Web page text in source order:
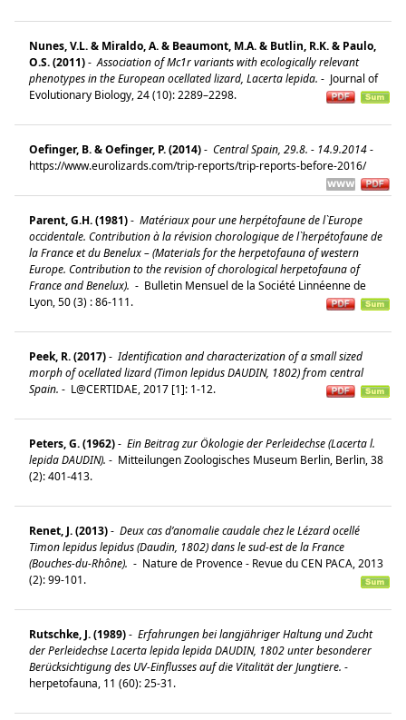
Nunes, V.L. & Miraldo, A. & Beaumont, M.A. & Butlin, R.K. & Paulo,
O.S. (2011)- Association of Mc1r variants with ecologically relevant
phenotypes in the European ocellated lizard, Lacerta lepida. - Journal of
Evolutionary Biology, 24 (10): 2289–2298.
Oefinger, B. & Oefinger, P. (2014)- Central Spain, 29.8. - 14.9.2014-
https://www.eurolizards.com/trip-reports/trip-reports-before-2016/
Parent, G.H. (1981)- Matériaux pour une herpétofaune de l`Europe
occidentale. Contribution à la révision chorologique de l`herpétofaune de
la France et du Benelux – (Materials for the herpetofauna of western
Europe. Contribution to the revision of chorological herpetofauna of
France and Benelux). - Bulletin Mensuel de la Société Linnéenne de
Lyon, 50 (3) : 86-111.
Peek, R. (2017)- Identification and characterization of a small sized
morph of ocellated lizard (Timon lepidus DAUDIN, 1802) from central
Spain. - L@CERTIDAE, 2017 [1]: 1-12.
Peters, G. (1962)- Ein Beitrag zur Ökologie der Perleidechse (Lacerta l.
lepida DAUDIN). - Mitteilungen Zoologisches Museum Berlin, Berlin, 38
(2): 401-413.
Renet, J. (2013)- Deux cas d’anomalie caudale chez le Lézard ocellé
Timon lepidus lepidus (Daudin, 1802) dans le sud-est de la France
(Bouches-du-Rhône). - Nature de Provence - Revue du CEN PACA, 2013
(2): 99-101.
Rutschke, J. (1989)- Erfahrungen bei langjähriger Haltung und Zucht
der Perleidechse Lacerta lepida lepida DAUDIN, 1802 unter besonderer
Berücksichtigung des UV-Einflusses auf die Vitalität der Jungtiere. -
herpetofauna, 11 (60): 25-31.